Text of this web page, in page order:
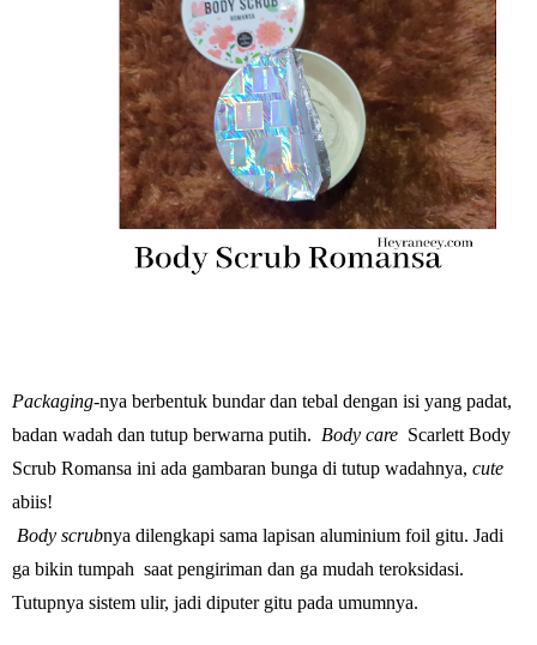
Packaging-nya berbentuk bundar dan tebal dengan isi yang padat,
badan wadah dan tutup berwarna putih. Body care Scarlett Body
Scrub Romansa ini ada gambaran bunga di tutup wadahnya, cute
abiis!
Body scrubnya dilengkapi sama lapisan aluminium foil gitu. Jadi
ga bikin tumpah saat pengiriman dan ga mudah teroksidasi.
Tutupnya sistem ulir, jadi diputer gitu pada umumnya.